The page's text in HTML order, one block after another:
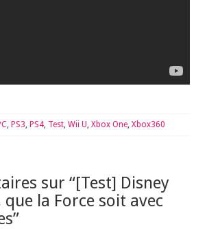
PS3 PS4 Test Wii U Xbox One Xbox360
sur “[Test] Disney
la Force soit avec
”